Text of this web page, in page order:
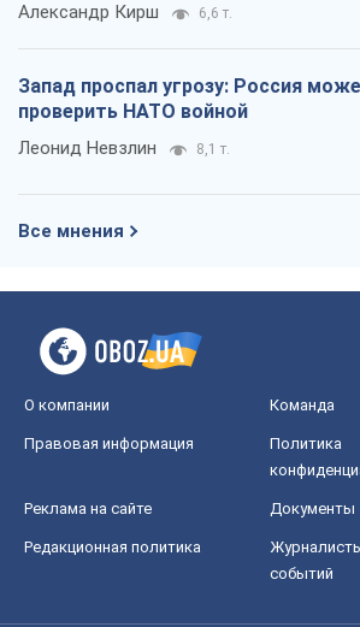
Александр Кирш 6,6 т.
Запад проспал угрозу: Россия
проверить НАТО войной
Леонид Невзлин 8,1 т.
Все мнения
О компании Команда
Правовая информация
Политика
Реклама на сайте Документы
Редакционная политика
событий